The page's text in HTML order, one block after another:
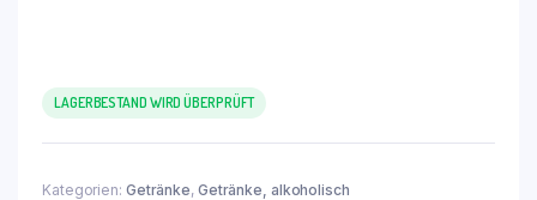
LAGERBESTAND WIRD ÜBERPRÜFT
Kategorien: Getränke, Getränke, alkoholisch